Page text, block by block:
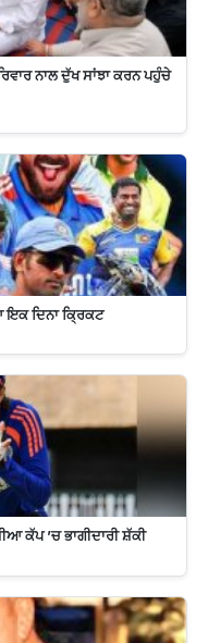
ਨਾਲ ਦੁੱਖ ਸਾਂਝਾ ਕਰਨ ਪਹੁੰਚੇ
ਇਕ ਦਿਨਾ ਕ੍ਰਿਕਟ
ਕੱਪ ’ਚ ਭਾਗੀਦਾਰੀ ਸ਼ੱਕੀ